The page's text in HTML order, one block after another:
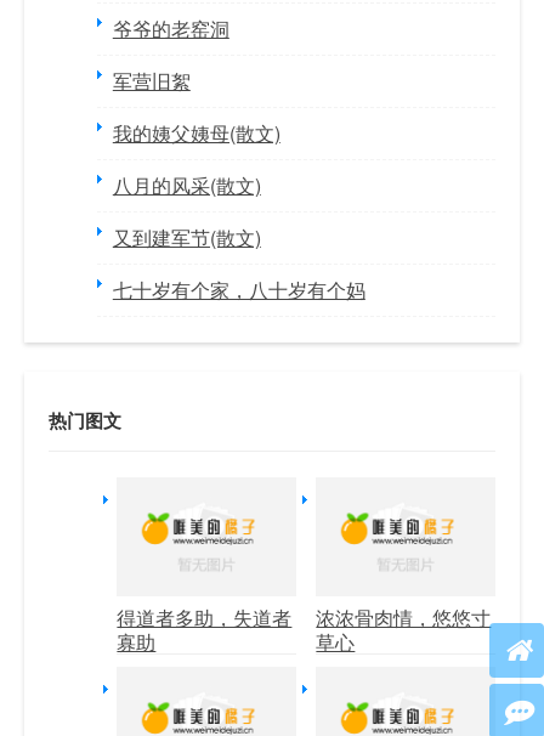
爷爷的老窑洞
军营旧絮
我的姨父姨母(散文)
八月的风采(散文)
又到建军节(散文)
七十岁有个家，八十岁有个妈
热门图文
得道者多助，失道者
寡助
浓浓骨肉情，悠悠寸
草心